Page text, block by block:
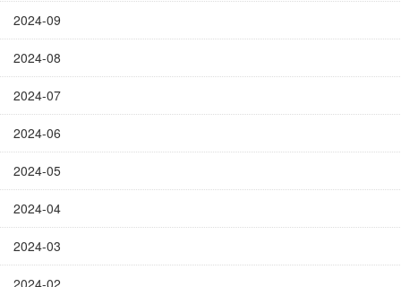
2024-09
2024-08
2024-07
2024-06
2024-05
2024-04
2024-03
2024-02